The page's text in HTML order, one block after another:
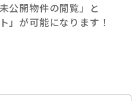
公開物件の閲覧」と
」が可能になります！